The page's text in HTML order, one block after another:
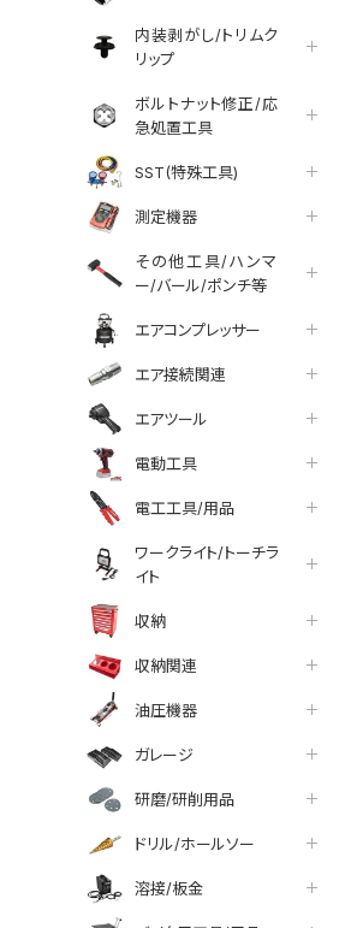
内装剥がし/トリムク
リップ
ボルトナット修正/応
急処置工具
SST(特殊工具)
測定機器
その他工具/ハンマ
ー/バール/ポンチ等
エアコンプレッサー
エア接続関連
エアツール
電動工具
電工工具/用品
ワークライト/トーチラ
イト
収納
収納関連
油圧機器
ガレージ
研磨/研削用品
ドリル/ホールソー
溶接/板金
facebook
line